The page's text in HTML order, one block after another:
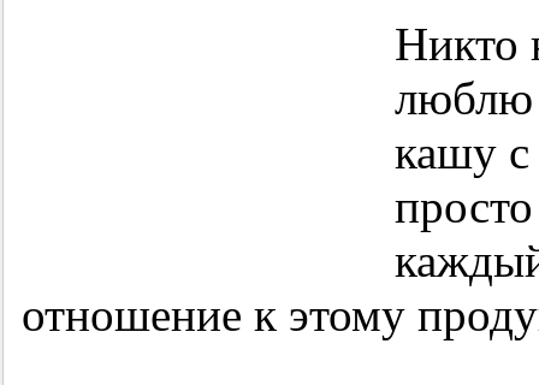
Никто
люблю
кашу
отношение к этому